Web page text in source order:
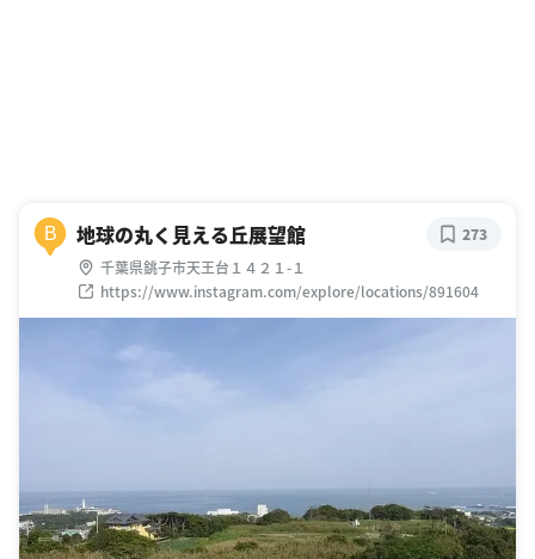
B 地球の丸く見える丘展望館
千葉県銚子市天王台１４２１-１
https://www.instagram.com/explore/locations/891604
273